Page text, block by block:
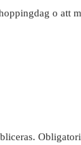
o att